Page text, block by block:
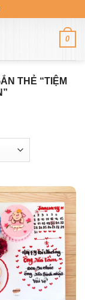
0
THẺ “TIỆM